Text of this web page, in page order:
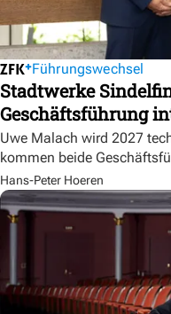
Führungswechsel
Stadtwerke
Geschäftsführung
Uwe Malach wird 2027
kommen beide
Hans-Peter Hoeren